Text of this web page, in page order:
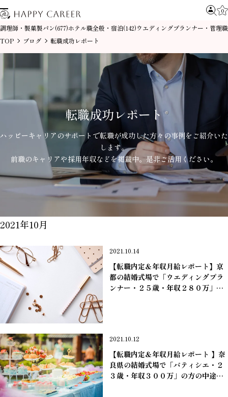
0
調理師・製菓製パン(677)ホテル職全般・宿泊(142)ウエディングプランナー・管理職
TOP
ブログ 転職成功レポート
転職成功レポート
ハッピーキャリアのサポートで転職が成功した方々の事例を ご紹介いた
します。
前職のキャリアや採用年収などを掲載中。是非ご活用ください。
2021年10月
2021.10.14
【転職内定＆年収月給レポート】京
都の結婚式場で「ウエディングプラ
ンナー・２５歳・年収２８０万」の
2021.10.12
【転職内定＆年収月給レポート 】奈
良県の結婚式場で「パティシエ・２
３歳・年収３００万」の方の中途採